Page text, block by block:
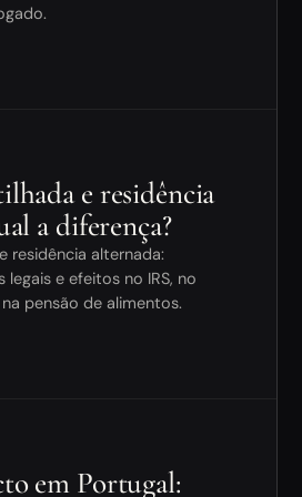
e residência
a diferença?
residência alternada:
e efeitos no IRS, no
pensão de alimentos.
em Portugal: